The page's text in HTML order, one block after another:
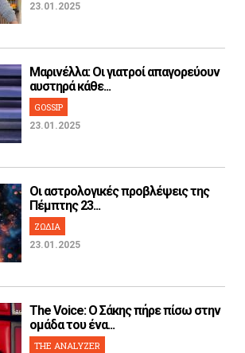
23.01.2025
Μαρινέλλα: Οι γιατροί απαγορεύουν
αυστηρά κάθε...
GOSSIP
23.01.2025
Οι αστρολογικές προβλέψεις της
Πέμπτης 23...
ΖΩΔΙΑ
23.01.2025
The Voice: Ο Σάκης πήρε πίσω στην
ομάδα του ένα...
THE ANALYZER